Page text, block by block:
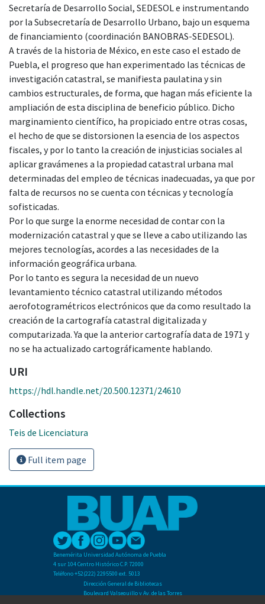
Secretaría de Desarrollo Social, SEDESOL e instrumentando
por la Subsecretaría de Desarrollo Urbano, bajo un esquema
de financiamiento (coordinación BANOBRAS-SEDESOL).
A través de la historia de México, en este caso el estado de
Puebla, el progreso que han experimentado las técnicas de
investigación catastral, se manifiesta paulatina y sin
cambios estructurales, de forma, que hagan más eficiente la
ampliación de esta disciplina de beneficio público. Dicho
marginamiento científico, ha propiciado entre otras cosas,
el hecho de que se distorsionen la esencia de los aspectos
fiscales, y por lo tanto la creación de injusticias sociales al
aplicar gravámenes a la propiedad catastral urbana mal
determinadas del empleo de técnicas inadecuadas, ya que por
falta de recursos no se cuenta con técnicas y tecnología
sofisticadas.
Por lo que surge la enorme necesidad de contar con la
modernización catastral y que se lleve a cabo utilizando las
mejores tecnologías, acordes a las necesidades de la
información geográfica urbana.
Por lo tanto es segura la necesidad de un nuevo
levantamiento técnico catastral utilizando métodos
aerofotogramétricos electrónicos que da como resultado la
creación de la cartografía catastral digitalizada y
computarizada. Ya que la anterior cartografía data de 1971 y
no se ha actualizado cartográficamente hablando.
URI
https://hdl.handle.net/20.500.12371/24610
Collections
Teis de Licenciatura
Full item page
Benemérita Universidad Autónoma de Puebla
4 sur 104 Centro Histórico C.P. 72000
Teléfono +52(222) 2295500 ext. 5013
Dirección General de Bibliotecas
Boulevard Valsequillo y Av. de las Torres